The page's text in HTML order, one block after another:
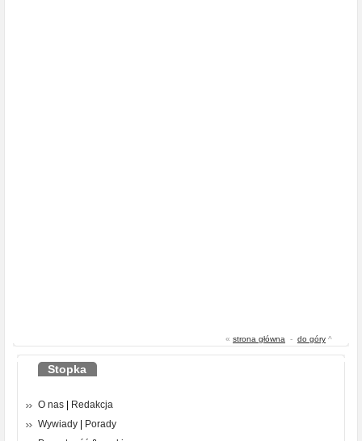
« strona główna - do góry ^
Stopka
O nas
Redakcja
Wywiady
Porady